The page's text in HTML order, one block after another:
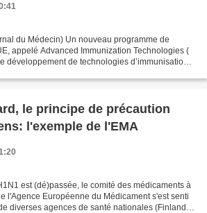
du Médecin) Un nouveau programme de
appelé Advanced Immunization Technologies (
développement de technologies d’immunisation
le principe de précaution
l'exemple de l'EMA
est (dé)passée, le comité des médicaments à
l'Agence Européenne du Médicament s'est senti
diverses agences de santé nationales (Finlande,